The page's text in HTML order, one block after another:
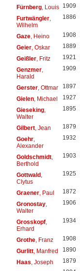
Fürnberg, Louis 1909
Furtwängler,
Wilhelm
1886
Gaze, Heino 1908
Geier, Oskar 1889
Geißler, Fritz 1921
Genzmer,
Harald
1909
Gerster, Ottmar 1897
Gielen, Michael 1927
Gieseking,
Walter
1895
Gilbert, Jean 1879
Goehr,
Alexander
1932
Goldschmidt,
Berthold
1903
Gottwald,
Clytus
1925
Graener, Paul 1872
Gronostay,
Walter
1906
Grosskopf,
Erhard
1934
Grothe, Franz 1908
Gurlitt, Manfred 1890
Haas , Joseph 1879